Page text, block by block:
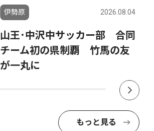
伊勢原 2026.08.04
山王･中沢中サッカー部 合同
チーム初の県制覇 竹馬の友
が一丸に
もっと見る